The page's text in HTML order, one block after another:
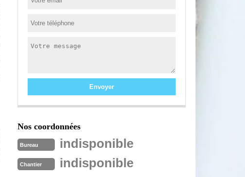
Nos coordonnées
Bureau indisponible
Chantier indisponible